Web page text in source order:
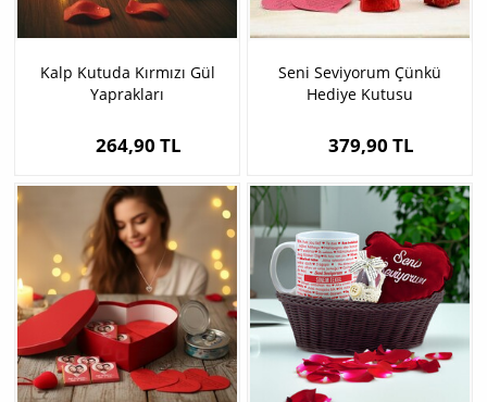
Kalp Kutuda Kırmızı Gül
Yaprakları
264,90 TL
Seni Seviyorum Çünkü
Hediye Kutusu
379,90 TL